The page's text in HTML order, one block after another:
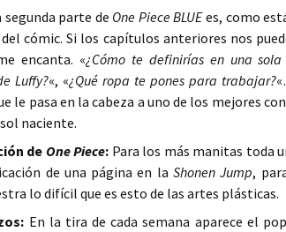
segunda parte de One Piece BLUEes, como
cómic. Si los capítulos anteriores nos
encanta. «¿Cómo te definirías en una
Luffy?«, «¿Qué ropa te pones para trabajar?
le pasa en la cabeza a uno de los mejores
naciente.
de One Piece: Para los más manitas toda
de una página en laShonen Jump,
lo difícil que es esto de las artes plásticas.
En la tira de cada semana aparece el